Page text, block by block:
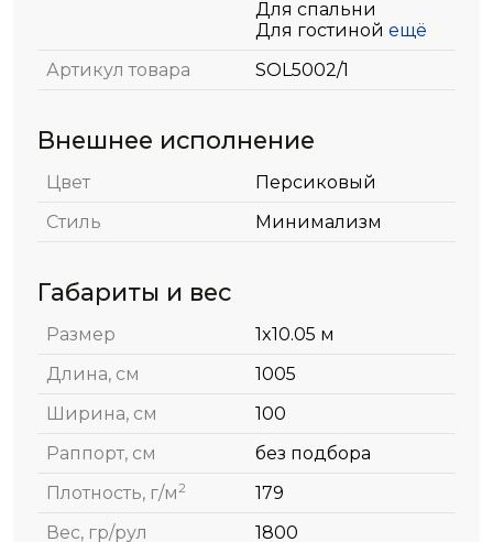
Для спальни
Для гостиной ещё
Артикул товара
SOL5002/1
Внешнее исполнение
Цвет
Персиковый
Стиль
Минимализм
Габариты и вес
Размер
1x10.05 м
Длина, см
1005
Ширина, см
100
Раппорт, см
без подбора
Плотность, г/м2
179
Вес, гр/рул
1800